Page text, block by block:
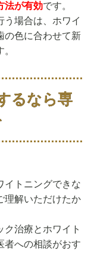
法が有効です。
う場合は、ホワイ
の色に合わせて新
るなら専
イトニングできな
理解いただけたか
ク治療とホワイト
者への相談がおす